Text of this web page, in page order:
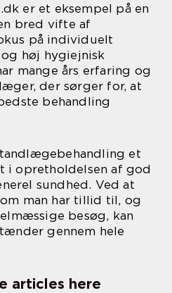
er et eksempel på en
bred vifte af
på individuelt
høj hygiejnisk
mange års erfaring og
der sørger for, at
behandling
et
i opretholdelsen af god
sundhed. Ved at
man har tillid til, og
besøg, kan
gennem hele
articles here